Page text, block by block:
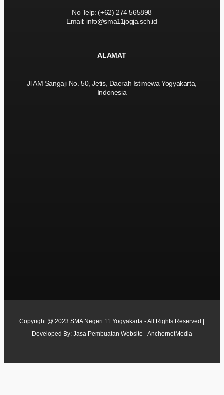
No Telp: (+62) 274 565898
Email: info@sma11jogja.sch.id
ALAMAT
Jl AM Sangaji No. 50, Jetis, Daerah Istimewa Yogyakarta,
Indonesia
Copyright @ 2023 SMA Negeri 11 Yogyakarta - All Rights Reserved |
Developed By: Jasa Pembuatan Website - AnchornetMedia